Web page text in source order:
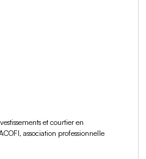
et courtier en
association professionnelle